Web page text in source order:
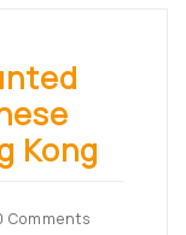
Kong
Comments